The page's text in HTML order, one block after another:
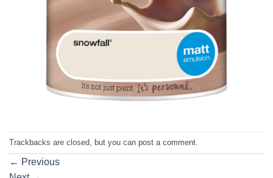
Trackbacks are closed, but you can post a comment
← Previous